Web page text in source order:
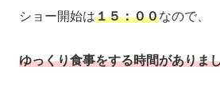
ショー開始は１５：００なので、
ゆっくり食事をする時間がありま